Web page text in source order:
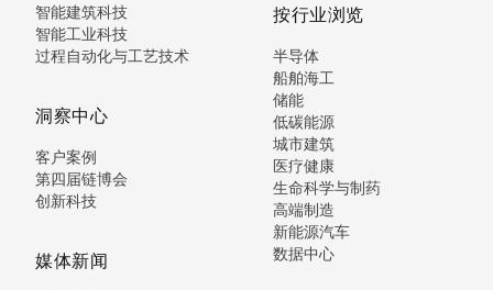
智能建筑科技
智能工业科技
过程自动化与工艺技术
洞察中心
客户案例
第四届链博会
创新科技
媒体新闻
按行业浏览
半导体
船舶海工
储能
低碳能源
城市建筑
医疗健康
生命科学与制药
高端制造
新能源汽车
数据中心